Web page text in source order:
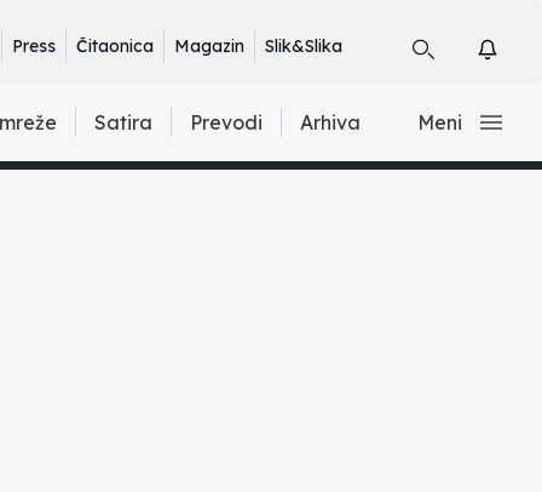
Press Čitaonica Magazin Slik&Slika
Satira Prevodi Arhiva Meni